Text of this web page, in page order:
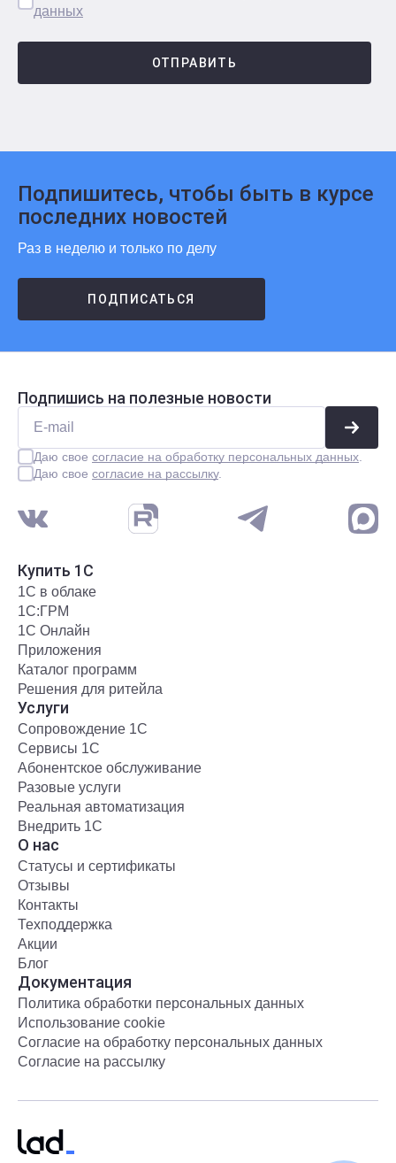
данных
ОТПРАВИТЬ
Подпишитесь, чтобы быть в курсе
последних новостей
Раз в неделю и только по делу
ПОДПИСАТЬСЯ
Подпишись на полезные новости
Даю свое согласие на обработку персональных данных
Даю свое согласие на рассылку.
Купить 1С
1С в облаке
1С:ГРМ
1С Онлайн
Приложения
Каталог программ
Решения для ритейла
Услуги
Сопровождение 1С
Сервисы 1С
Абонентское обслуживание
Разовые услуги
Реальная автоматизация
Внедрить 1С
О нас
Статусы и сертификаты
Отзывы
Контакты
Техподдержка
Акции
Блог
Документация
Политика обработки персональных данных
Использование cookie
Согласие на обработку персональных данных
Согласие на рассылку